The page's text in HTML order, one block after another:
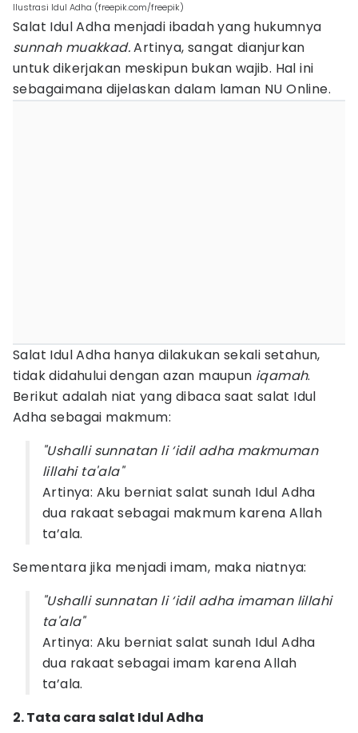
Ilustrasi Idul Adha (freepik.com/freepik)
Salat Idul Adha menjadi ibadah yang hukumnya
sunnah muakkad.Artinya, sangat dianjurkan
untuk dikerjakan meskipun bukan wajib. Hal ini
sebagaimana dijelaskan dalam laman NU Online.
Salat Idul Adha hanya dilakukan sekali setahun,
tidak didahului dengan azan maupun iqamah.
Berikut adalah niat yang dibaca saat salat Idul
Adha sebagai makmum:
"Ushalli sunnatan li ‘idil adha makmuman
lillahi ta'ala"
Artinya: Aku berniat salat sunah Idul Adha
dua rakaat sebagai makmum karena Allah
ta’ala.
Sementara jika menjadi imam, maka niatnya:
"Ushalli sunnatan li ‘idil adha imaman lillahi
ta'ala"
Artinya: Aku berniat salat sunah Idul Adha
dua rakaat sebagai imam karena Allah
ta’ala.
2. Tata cara salat Idul Adha